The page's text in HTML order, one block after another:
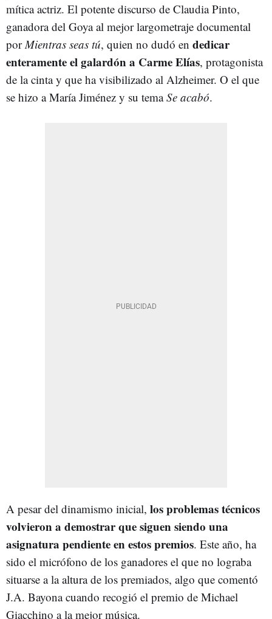
mítica actriz. El potente discurso de Claudia Pinto,
ganadora del Goya al mejor largometraje documental
porMientras seas tú, quien no dudó en dedicar
enteramente el galardón a Carme Elías, protagonista
de la cinta y que ha visibilizado al Alzheimer. O el que
se hizo a María Jiménez y su temaSe acabó.
A pesar del dinamismo inicial, los problemas técnicos
volvieron a demostrar que siguen siendo una
asignatura pendiente en estos premios. Este año, ha
sido el micrófono de los ganadores el que no lograba
situarse a la altura de los premiados, algo que comentó
J.A. Bayona cuando recogió el premio de Michael
Giacchino a la mejor música.